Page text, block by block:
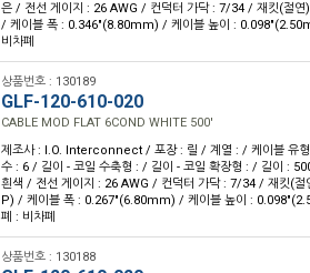
은 / 전선 게이지 : 26 AWG / 컨덕터 가닥 : 7/34 / 재킷(절연
/ 케이블 폭 : 0.346"(8.80mm) / 케이블 높이 :
비차폐
상품번호 : 130189
GLF-120-610-020
CABLE MOD FLAT 6COND WHITE 500'
제조사 : I.O. Interconnect / 포장 : 릴 / 계열 : / 케이블 유형
수 : 6 / 길이 - 코일 수축형 : / 길이 - 코일 확장형 : / 길이 :
흰색 / 전선 게이지 : 26 AWG / 컨덕터 가닥 : 7/34 / 재킷(절
P) / 케이블 폭 : 0.267"(6.80mm) / 케이블 높이 :
폐 : 비차폐
상품번호 : 130188